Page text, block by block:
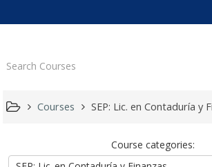
Courses SEP: Lic. en Contaduría y
Course categories: